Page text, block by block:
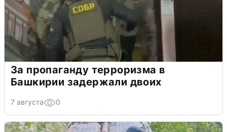
За пропаганду терроризма в
Башкирии задержали двоих
7 августа 0